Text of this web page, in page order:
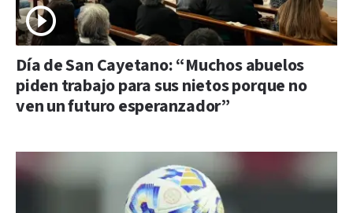
Día de San Cayetano: “Muchos abuelos
piden trabajo para sus nietos porque no
ven un futuro esperanzador”